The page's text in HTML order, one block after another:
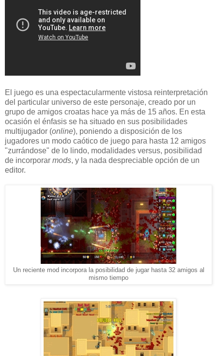
El juego es una espectacularmente vistosa reinterpretación
del particular universo de este personaje, creado por un
grupo de amigos croatas hace ya más de 15 años. En esta
ocasión el énfasis se ha situado en sus posibilidades
multijugador (online), poniendo a disposición de los
jugadores un modo caótico de juego para hasta 12 amigos
"zurrándose" de lo lindo, modalidades versus, posibilidad
de incorporar mods, y la nada despreciable opción de un
editor.
Un reciente mod incorpora la posibilidad de jugar hasta 32 amigos al
mismo tiempo